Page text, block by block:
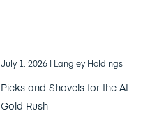
July 1, 2026 | Langley Holdings
Picks and Shovels for the AI
Gold Rush